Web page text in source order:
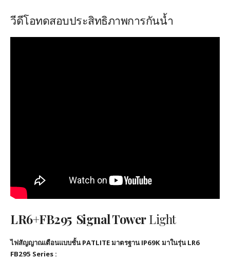
วีดีโอทดสอบประสิทธิภาพการกันน้ำ
LR6+FB295 Signal TowerLight
ไฟสัญญาณเตือนแบบชั้น PATLITE มาตรฐาน IP69K มาในรุ่น LR6
FB295 Series :